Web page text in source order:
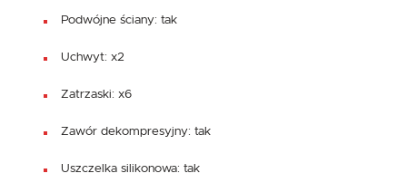
Podwójne ściany: tak
Uchwyt: x2
Zatrzaski: x6
Zawór dekompresyjny: tak
Uszczelka silikonowa: tak